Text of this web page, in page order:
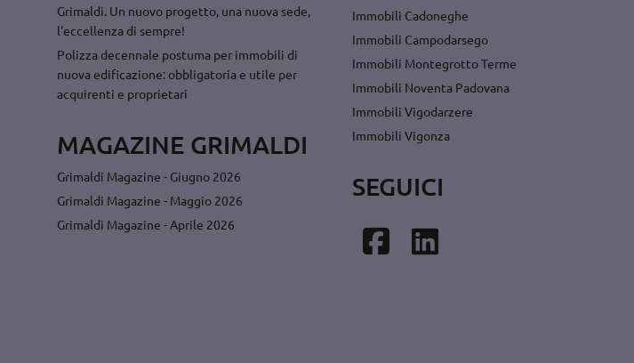
Grimaldi. Un nuovo progetto, una nuova sede,
l'eccellenza di sempre!
Polizza decennale postuma per immobili di
nuova edificazione: obbligatoria e utile per
acquirenti e proprietari
MAGAZINE GRIMALDI
Grimaldi Magazine - Giugno 2026
Grimaldi Magazine - Maggio 2026
Grimaldi Magazine - Aprile 2026
Immobili Cadoneghe
Immobili Campodarsego
Immobili Montegrotto Terme
Immobili Noventa Padovana
Immobili Vigodarzere
Immobili Vigonza
SEGUICI
Facebook
Linkedin